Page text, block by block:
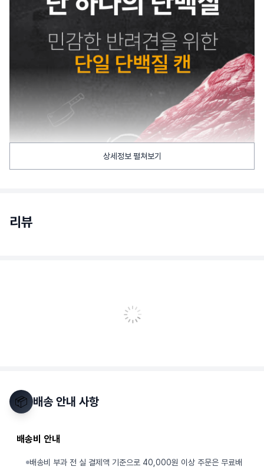
상세정보 펼쳐보기
리뷰
📦 배송 안내 사항
배송비 안내
배송비 부과 전 실 결제액 기준으로 40,000원 이상 주문은 무료배